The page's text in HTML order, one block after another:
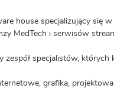
house specjalizujący się
MedTech i serwisów
zespół specjalistów, których
grafika,